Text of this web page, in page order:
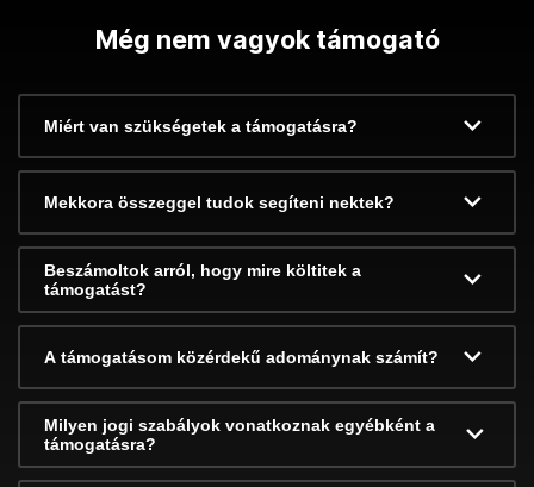
Még nem vagyok támogató
Miért van szükségetek a támogatásra?
Mekkora összeggel tudok segíteni nektek?
Beszámoltok arról, hogy mire költitek a
támogatást?
A támogatásom közérdekű adománynak számít?
Milyen jogi szabályok vonatkoznak egyébként a
támogatásra?